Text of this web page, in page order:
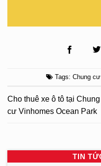
Tags: Chung
Cho thuê xe ô tô tại Chung
cư Vinhomes Ocean Park
TIN